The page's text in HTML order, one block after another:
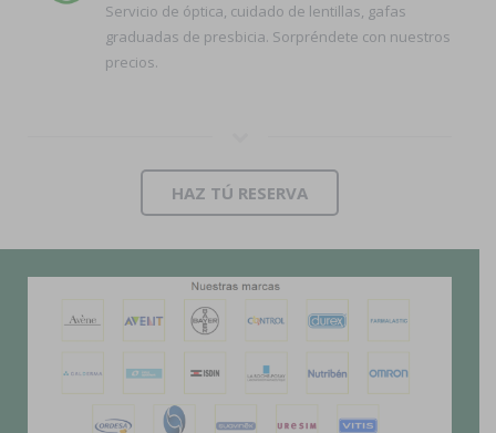
Servicio de óptica, cuidado de lentillas, gafas
graduadas de presbicia. Sorpréndete con nuestros
precios.
HAZ TÚ RESERVA